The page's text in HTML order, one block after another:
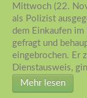
Mittwoch (22.
als Polizist
dem Einkaufen im
gefragt und
eingebrochen. Er
Dienstausweis,
Mehr lesen